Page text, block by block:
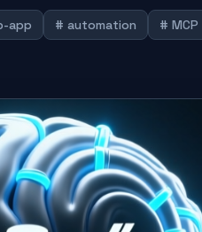
app # automation # MCP